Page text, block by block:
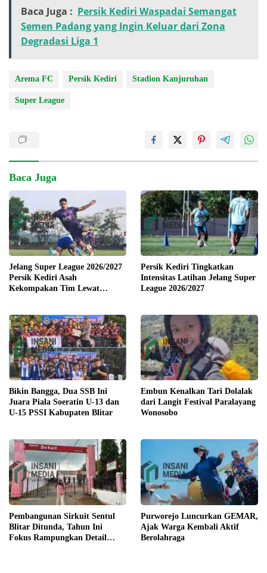
Baca Juga : Persik Kediri Waspadai Semangat
Semen Padang yang Ingin Keluar dari Zona
Degradasi Liga 1
Arema FC Persik Kediri Stadion Kanjuruhan
Super League
Baca Juga
Jelang Super League 2026/2027
Persik Kediri Asah
Kekompakan Tim Lewat
Persik Kediri Tingkatkan
Intensitas Latihan Jelang Super
League 2026/2027
Bikin Bangga, Dua SSB Ini
Juara Piala Soeratin U-13 dan
U-15 PSSI Kabupaten Blitar
Embun Kenalkan Tari Dolalak
dari Langit Festival Paralayang
Wonosobo
Pembangunan Sirkuit Sentul
Blitar Ditunda, Tahun Ini
Fokus Rampungkan Detail
Purworejo Luncurkan GEMAR,
Ajak Warga Kembali Aktif
Berolahraga